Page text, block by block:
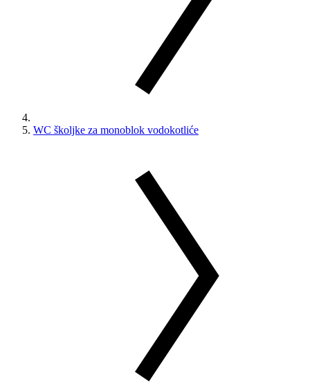
WC školjke za monoblok vodokotliće